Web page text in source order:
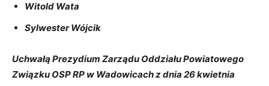
Witold Wata
Sylwester Wójcik
Uchwałą Prezydium Zarządu Oddziału Powiatowego
Związku OSP RP w Wadowicach z dnia 26 kwietnia